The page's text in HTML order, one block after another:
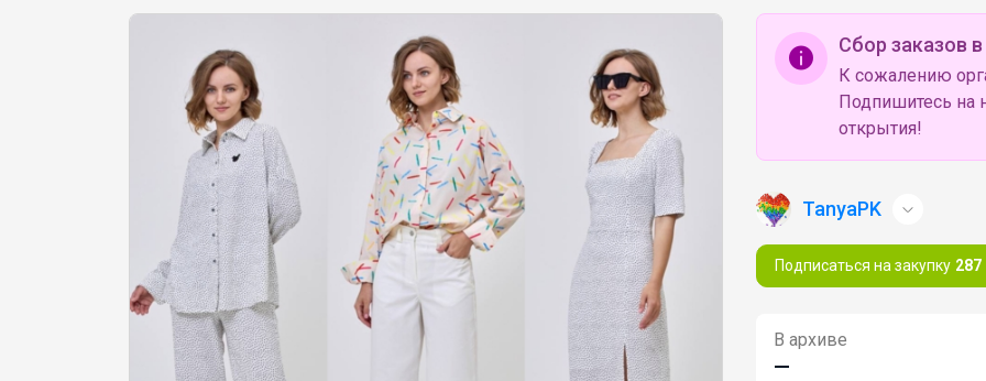
Сбор заказов
К сожалению
Подпишитесь на
открытия!
TanyaPK
Подписаться на закупку 287
В архиве
—